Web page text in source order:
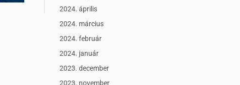
2024. április
2024. március
2024. február
2024. január
2023. december
2023. november